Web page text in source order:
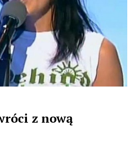
z nową